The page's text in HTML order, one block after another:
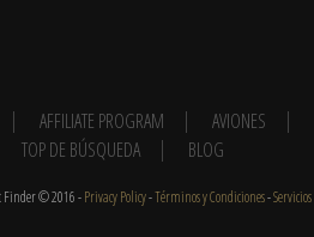
AFFILIATE PROGRAM AVIONES
TOP DE BÚSQUEDA
BLOG
Finder © 2016 -Privacy Policy-Términos y Condiciones-Servicios